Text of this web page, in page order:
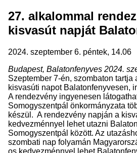
27. alkalommal
kisvasút napját
2024. szeptember 6. péntek, 14.06
Budapest, Balatonfenyves 2024.
Szeptember 7-én, szombaton tartja
kisvasúti napot Balatonfenyvesen,
A rendezvény ingyenesen
Somogyszentpál önkormányzata
készül. A rendezvény napján a
kedvezménnyel lehet utazni
Somogyszentpál között. Az
szombati nap folyamán
os kedvezménnyel lehet